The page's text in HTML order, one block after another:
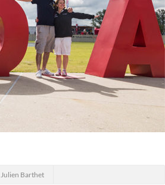
Julien Barthet